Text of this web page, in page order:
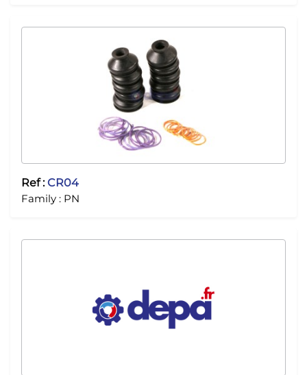
Ref :CR04
Family : PN